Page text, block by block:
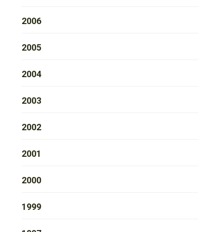
2006
2005
2004
2003
2002
2001
2000
1999